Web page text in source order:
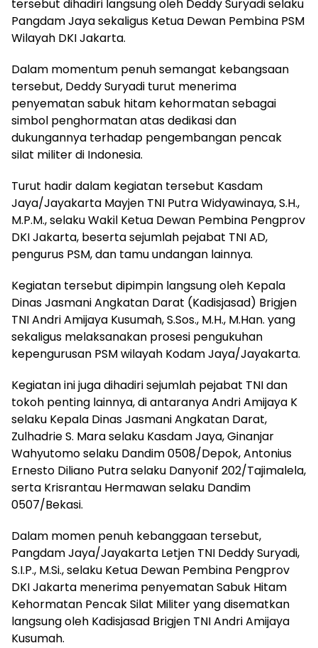
tersebut dihadiri langsung oleh Deddy Suryadi selaku
Pangdam Jaya sekaligus Ketua Dewan Pembina PSM
Wilayah DKI Jakarta.
Dalam momentum penuh semangat kebangsaan
tersebut, Deddy Suryadi turut menerima
penyematan sabuk hitam kehormatan sebagai
simbol penghormatan atas dedikasi dan
dukungannya terhadap pengembangan pencak
silat militer di Indonesia.
Turut hadir dalam kegiatan tersebut Kasdam
Jaya/Jayakarta Mayjen TNI Putra Widyawinaya, S.H.,
M.P.M., selaku Wakil Ketua Dewan Pembina Pengprov
DKI Jakarta, beserta sejumlah pejabat TNI AD,
pengurus PSM, dan tamu undangan lainnya.
Kegiatan tersebut dipimpin langsung oleh Kepala
Dinas Jasmani Angkatan Darat (Kadisjasad) Brigjen
TNI Andri Amijaya Kusumah, S.Sos., M.H., M.Han. yang
sekaligus melaksanakan prosesi pengukuhan
kepengurusan PSM wilayah Kodam Jaya/Jayakarta.
Kegiatan ini juga dihadiri sejumlah pejabat TNI dan
tokoh penting lainnya, di antaranya Andri Amijaya K
selaku Kepala Dinas Jasmani Angkatan Darat,
Zulhadrie S. Mara selaku Kasdam Jaya, Ginanjar
Wahyutomo selaku Dandim 0508/Depok, Antonius
Ernesto Diliano Putra selaku Danyonif 202/Tajimalela,
serta Krisrantau Hermawan selaku Dandim
0507/Bekasi.
Dalam momen penuh kebanggaan tersebut,
Pangdam Jaya/Jayakarta Letjen TNI Deddy Suryadi,
S.I.P., M.Si., selaku Ketua Dewan Pembina Pengprov
DKI Jakarta menerima penyematan Sabuk Hitam
Kehormatan Pencak Silat Militer yang disematkan
langsung oleh Kadisjasad Brigjen TNI Andri Amijaya
Kusumah.